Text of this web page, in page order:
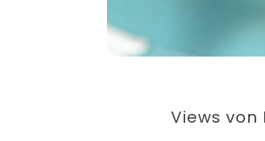
Views von